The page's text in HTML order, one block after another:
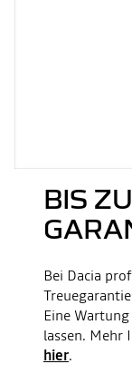
BIS
Bei Dacia
Eine
lassen. Mehr
hier.